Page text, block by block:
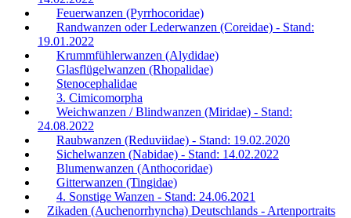
Feuerwanzen (Pyrrhocoridae)
Randwanzen oder Lederwanzen (Coreidae) - Stand:
19.01.2022
Krummfühlerwanzen (Alydidae)
Glasflügelwanzen (Rhopalidae)
Stenocephalidae
3. Cimicomorpha
Weichwanzen / Blindwanzen (Miridae) - Stand:
24.08.2022
Raubwanzen (Reduviidae) - Stand: 19.02.2020
Sichelwanzen (Nabidae) - Stand: 14.02.2022
Blumenwanzen (Anthocoridae)
Gitterwanzen (Tingidae)
4. Sonstige Wanzen - Stand: 24.06.2021
Zikaden (Auchenorrhyncha) Deutschlands - Artenportraits